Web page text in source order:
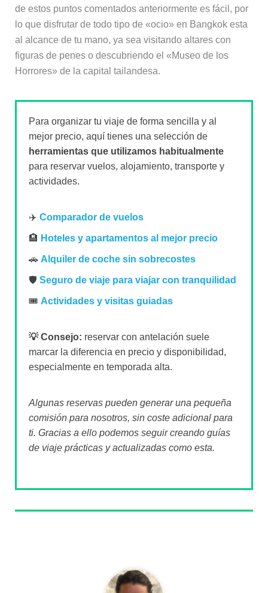
de estos puntos comentados anteriormente es fácil, por
lo que disfrutar de todo tipo de «ocio» en Bangkok esta
al alcance de tu mano, ya sea visitando altares con
figuras de penes o descubriendo el «Museo de los
Horrores» de la capital tailandesa.
Para organizar tu viaje de forma sencilla y al
mejor precio, aquí tienes una selección de
herramientas que utilizamos habitualmente
para reservar vuelos, alojamiento, transporte y
actividades.
✈️ Comparador de vuelos
🏨 Hoteles y apartamentos al mejor precio
🚗 Alquiler de coche sin sobrecostes
🛡️ Seguro de viaje para viajar con tranquilidad
🎟️ Actividades y visitas guiadas
💡 Consejo: reservar con antelación suele
marcar la diferencia en precio y disponibilidad,
especialmente en temporada alta.
Algunas reservas pueden generar una pequeña
comisión para nosotros, sin coste adicional para
ti. Gracias a ello podemos seguir creando guías
de viaje prácticas y actualizadas como esta.